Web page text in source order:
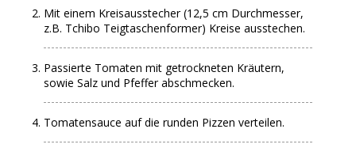
Mit einem Kreisausstecher (12,5 cm Durchmesser,
z.B. Tchibo Teigtaschenformer) Kreise ausstechen.
Passierte Tomaten mit getrockneten Kräutern,
sowie Salz und Pfeffer abschmecken.
Tomatensauce auf die runden Pizzen verteilen.